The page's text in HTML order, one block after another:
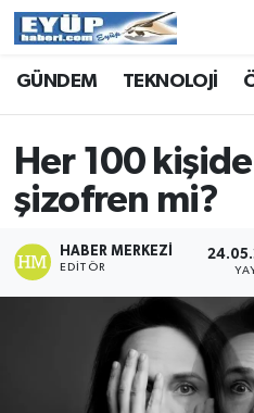
GÜNDEM TEKNOLOJİ
Her 100
şizofren mi?
HABER MERKEZI
EDITÖR